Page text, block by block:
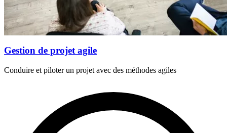
Gestion de projet agile
Conduire et piloter un projet avec des méthodes agiles